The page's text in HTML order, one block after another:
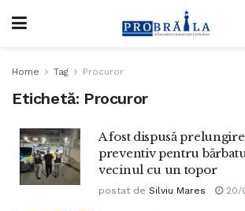
Home Tag Procuror
Etichetă: Procuror
A fost dispusă
preventiv pentru
vecinul cu un topor
postat de Silviu Mares 20/